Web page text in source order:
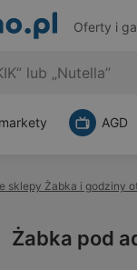
Oferty i
AGD
sklepy Żabka i godziny
Żabka pod